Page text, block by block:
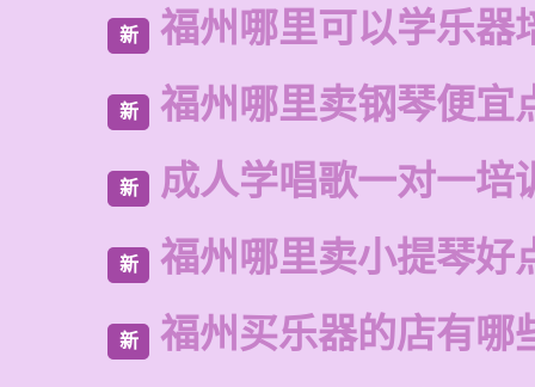
新 福州哪里可以学乐器
新 福州哪里卖钢琴便宜
新 成人学唱歌一对一培
新 福州哪里卖小提琴好
新 福州买乐器的店有哪